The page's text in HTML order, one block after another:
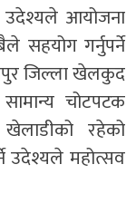
आयोजना
सहयोग गर्नुपर्ने
जिल्ला खेलकुद
चोटपटक
रहेको
उदेश्यले महोत्सव